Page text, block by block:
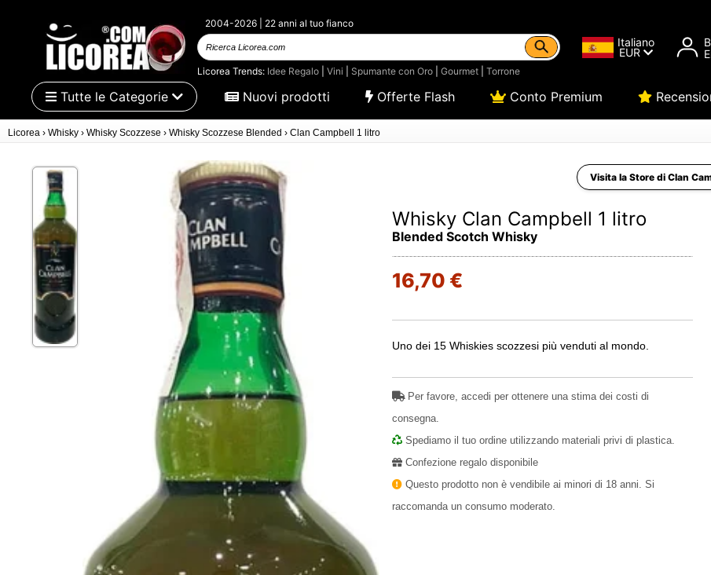
2004-2026 | 22 anni al tuo fianco
Ricerca Licorea.com
Licorea Trends: Idee Regalo| Vini Spumante con Oro| Gourmet| Torrone
Italiano
EUR
Tutte le Categorie Nuovi prodotti Offerte Flash Conto Premium
Licorea › Whisky › Whisky Scozzese › Whisky Scozzese Blended › Clan Campbell 1 litro
Visita la Store di Clan
Whisky Clan Campbell 1 litro
Blended Scotch Whisky
16,70 €
Uno dei 15 Whiskies scozzesi più venduti al mondo.
Per favore, accedi per ottenere una stima dei costi di
consegna.
Spediamo il tuo ordine utilizzando materiali privi di plastica.
Confezione regalo disponibile
Questo prodotto non è vendibile ai minori di 18 anni. Si
raccomanda un consumo moderato.